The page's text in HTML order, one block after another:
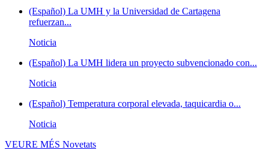
(Español) La UMH y la Universidad de Cartagena
refuerzan...
Noticia
(Español) La UMH lidera un proyecto subvencionado con...
Noticia
(Español) Temperatura corporal elevada, taquicardia o...
Noticia
VEURE MÉS Novetats